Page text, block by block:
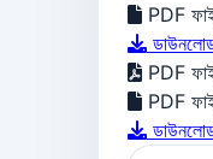
PDF
PDF
PDF